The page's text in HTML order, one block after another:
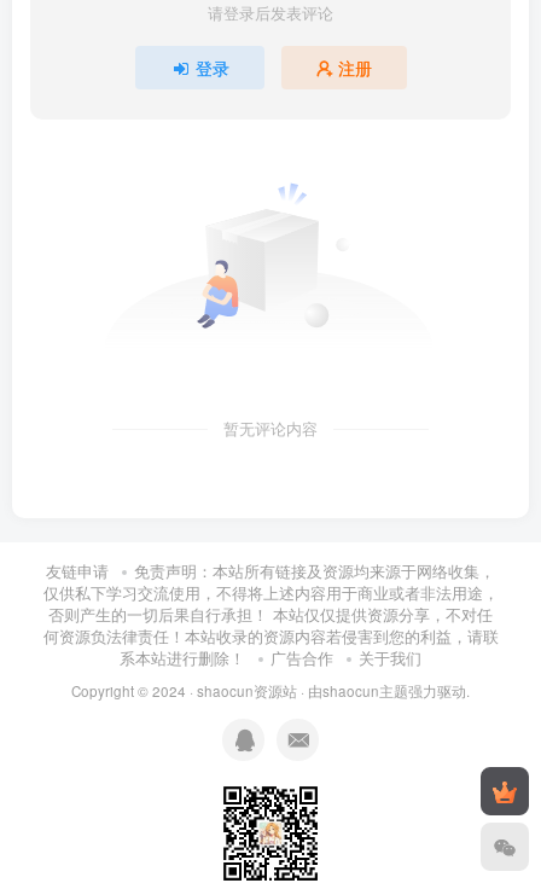
请登录后发表评论
登录 注册
暂无评论内容
友链申请
免责声明：本站所有链接及资源均来源于网络收集，
仅供私下学习交流使用，不得将上述内容用于商业或者非法用途，
否则产生的一切后果自行承担！ 本站仅仅提供资源分享，不对任
何资源负法律责任！本站收录的资源内容若侵害到您的利益，请联
系本站进行删除！
广告合作 关于我们
Copyright © 2024 · shaocun资源站 · 由shaocun主题强力驱动.